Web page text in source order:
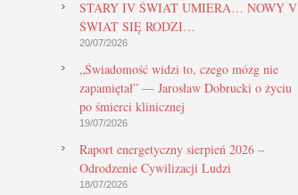
STARY IV ŚWIAT UMIERA… NOWY V
ŚWIAT SIĘ RODZI…
20/07/2026
„Świadomość widzi to, czego mózg nie
zapamiętał” — Jarosław Dobrucki o życiu
po śmierci klinicznej
19/07/2026
Raport energetyczny sierpień 2026 –
Odrodzenie Cywilizacji Ludzi
18/07/2026